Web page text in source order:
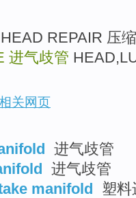
REPAIR 压
进气歧管
关网页
进气歧管
进气歧管
manifold 塑料